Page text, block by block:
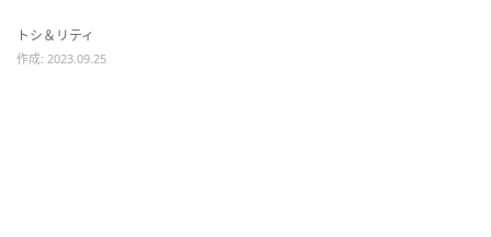
トシ＆リティ
作成: 2023.09.25